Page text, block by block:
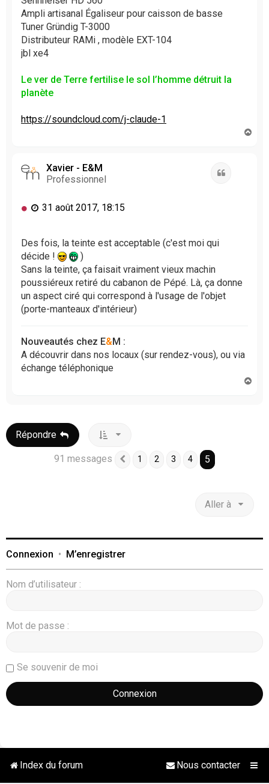
Ampli artisanal Égaliseur pour caisson de basse
Tuner Gründig T-3000
Distributeur RAMi , modèle EXT-104
jbl xe4
Le ver de Terre fertilise le sol l’homme détruit la
planète
https://soundcloud.com/j-claude-1
Xavier - E&M
Professionnel
M
s
a
e
n
o
n
31 août 2017, 18:15
Des fois, la teinte est acceptable (c'est moi qui
décide !
)
Sans la teinte, ça faisait vraiment vieux machin
poussiéreux retiré du cabanon de Pépé. Là, ça donne
un aspect ciré qui correspond à l'usage de l'objet
(porte-manteaux d'intérieur)
Nouveautés chez E&M :
A découvrir dans nos locaux (sur rendez-vous), ou via
échange téléphonique
Répondre
91 messages Précédente
1 2 3 4 5
Aller à
Connexion • M’enregistrer
Nom d’utilisateur :
Mot de passe :
Se souvenir de moi
Index du forum Nous contacter